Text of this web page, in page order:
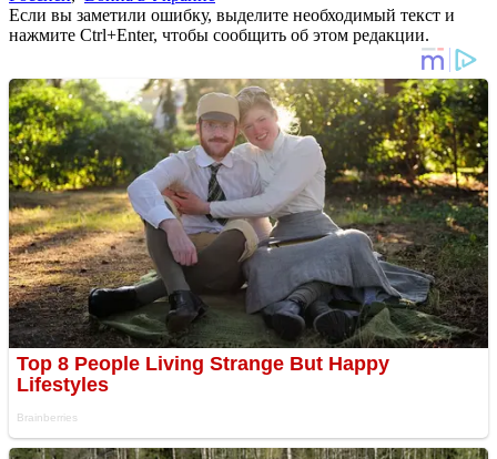
Если вы заметили ошибку, выделите необходимый текст и
нажмите Ctrl+Enter, чтобы сообщить об этом редакции.